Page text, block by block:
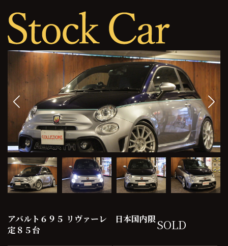
アバルト６９５ リヴァーレ 日本国内限
定８５台
SOLD